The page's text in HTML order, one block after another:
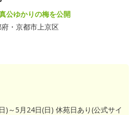
公ゆかりの梅を公開
府・京都市上京区
)～5月24日(日) 休苑日あり(公式サイ